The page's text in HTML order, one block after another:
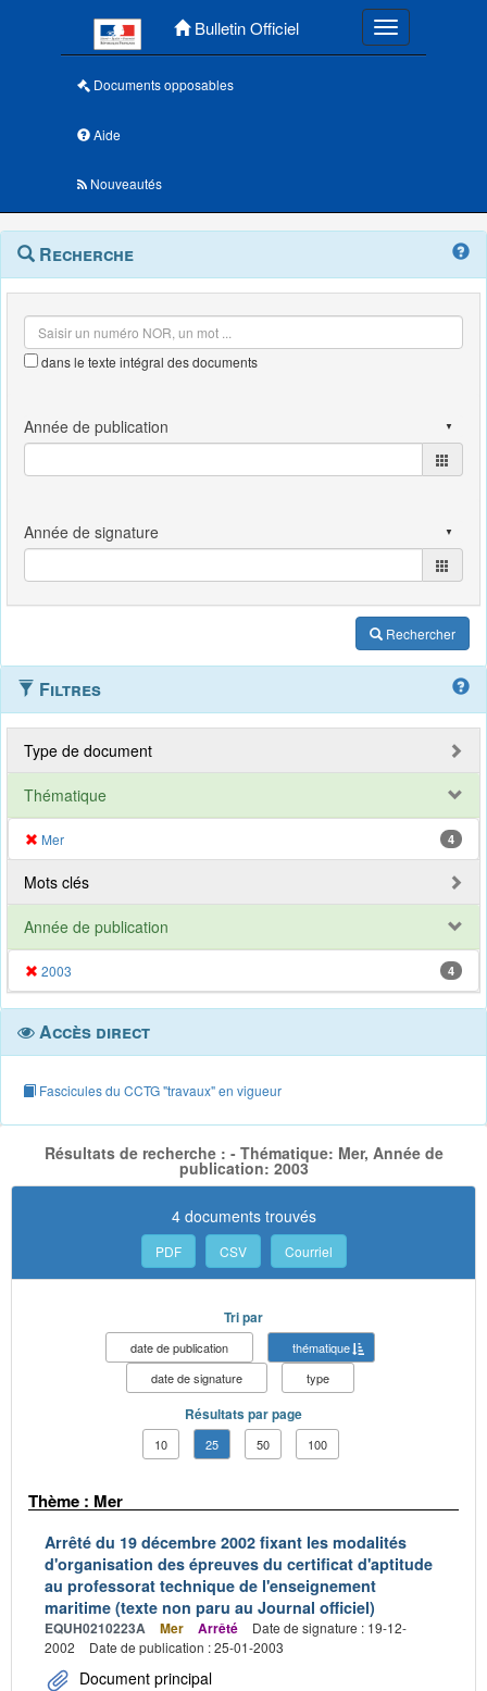
Bulletin Officiel Toggle
Documents opposables
Aide
Nouveautés
Navigation
outils
Menu
contextuel
Recherche
dans le texte intégral des documents
Rechercher
Filtres
Type de document
Thématique
Mer 4
Mots clés
Année de publication
2003 4
Accès direct
Fascicules du CCTG "travaux" en vigueur
Résultats de recherche : - Thématique: Mer, Année de
publication: 2003
4 documents trouvés
PDF CSV Courriel
Tri par
date de publication
thématique
date de signature
type
Résultats par page
10 25 50 100
Thème : Mer
Arrêté du 19 décembre 2002 fixant les modalités
d'organisation des épreuves du certificat d'aptitude
au professorat technique de l'enseignement
maritime (texte non paru au Journal officiel)
EQUH0210223A Mer Arrêté
Date de signature : 19-12-
2002
Date de publication : 25-01-2003
Document principal